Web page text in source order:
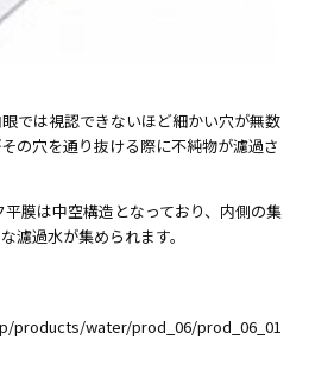
では視認できないほど細かい穴が無数
の穴を通り抜ける際に不純物が濾過さ
膜は中空構造となっており、内側の集
濾過水が集められます。
products/water/prod_06/prod_06_01